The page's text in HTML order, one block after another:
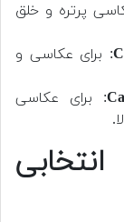
پرتره و خلق
: برای عکاسی و
: برای عکاسی
چرا کانن EOS 60D انتخابی